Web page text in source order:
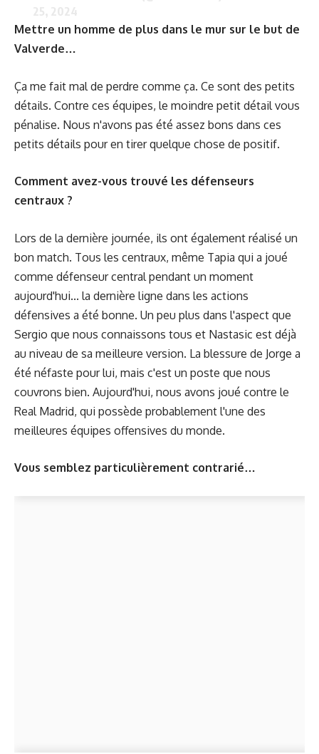
Mettre un homme de plus dans le mur sur le but de
Valverde…
Ça me fait mal de perdre comme ça. Ce sont des petits
détails. Contre ces équipes, le moindre petit détail vous
pénalise. Nous n'avons pas été assez bons dans ces
petits détails pour en tirer quelque chose de positif.
Comment avez-vous trouvé les défenseurs
centraux ?
Lors de la dernière journée, ils ont également réalisé un
bon match. Tous les centraux, même Tapia qui a joué
comme défenseur central pendant un moment
aujourd'hui... la dernière ligne dans les actions
défensives a été bonne. Un peu plus dans l'aspect que
Sergio que nous connaissons tous et Nastasic est déjà
au niveau de sa meilleure version. La blessure de Jorge a
été néfaste pour lui, mais c'est un poste que nous
couvrons bien. Aujourd'hui, nous avons joué contre le
Real Madrid, qui possède probablement l'une des
meilleures équipes offensives du monde.
Vous semblez particulièrement contrarié…